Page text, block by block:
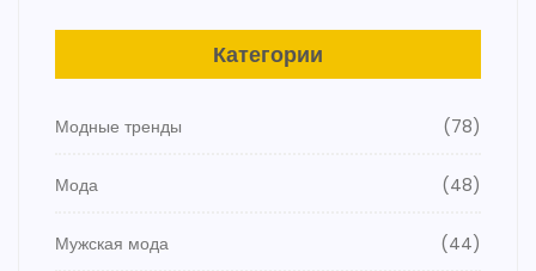
Категории
Модные тренды (78)
Мода (48)
Мужская мода (44)